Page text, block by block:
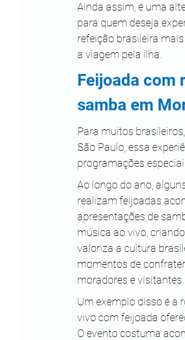
Ainda assim, é uma
para quem deseja
refeição brasileira
a viagem pela ilha.
Feijoada com
samba em
Para muitos brasileiros,
São Paulo, essa
programações
Ao longo do ano,
realizam feijoadas
apresentações de
música ao vivo,
valoriza a cultura
momentos de
moradores e visitantes.
Um exemplo disso é a
vivo com feijoada
O evento costuma